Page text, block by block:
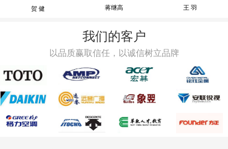
贺 健 蒋继高 王 羽
我们的客户
以品质赢取信任，以诚信树立品牌